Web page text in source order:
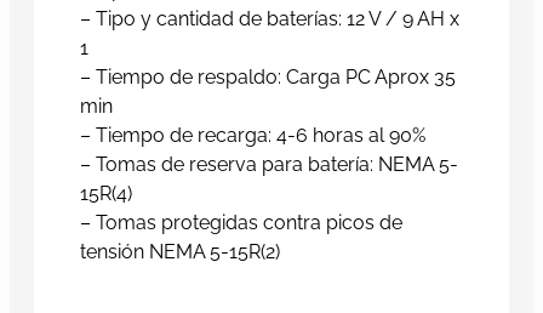
– Tipo y cantidad de baterías: 12 V / 9 AH x
1
– Tiempo de respaldo: Carga PC Aprox 35
min
– Tiempo de recarga: 4-6 horas al 90%
– Tomas de reserva para batería: NEMA 5-
15R(4)
– Tomas protegidas contra picos de
tensión NEMA 5-15R(2)